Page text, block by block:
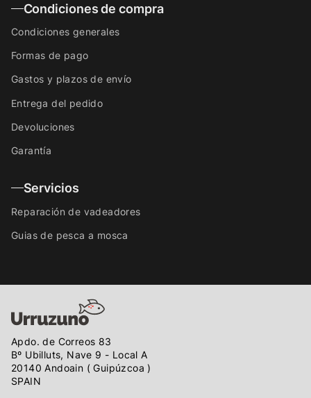
Condiciones de compra
Condiciones generales
Formas de pago
Gastos y plazos de envío
Entrega del pedido
Devoluciones
Garantía
Servicios
Reparación de vadeadores
Guias de pesca a mosca
Apdo. de Correos 83
Bº Ubilluts, Nave 9 - Local A
20140 Andoain ( Guipúzcoa )
SPAIN